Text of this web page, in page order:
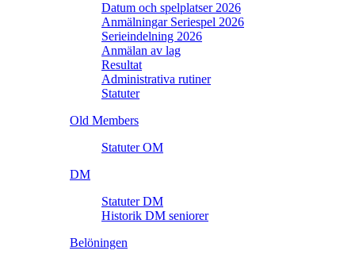
Datum och spelplatser 2026
Anmälningar Seriespel 2026
Serieindelning 2026
Anmälan av lag
Resultat
Administrativa rutiner
Statuter
Old Members
Statuter OM
DM
Statuter DM
Historik DM seniorer
Belöningen